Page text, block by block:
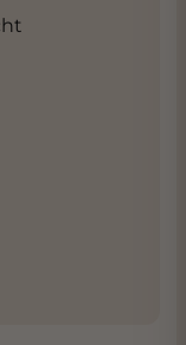
onder
rijpen in 80
vaten is
de oogst